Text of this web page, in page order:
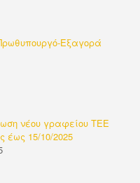
Εξαγορά
νέου γραφείου ΤΕΕ
έως 15/10/2025